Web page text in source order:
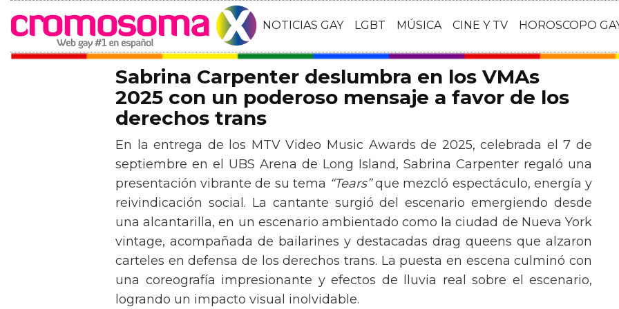
NOTICIAS GAY LGBT MÚSICA CINE Y TV HOROSCOPO
Sabrina Carpenter deslumbra en los VMAs
2025 con un poderoso mensaje a favor de los
derechos trans
En la entrega de los MTV Video Music Awards de 2025, celebrada el 7 de
septiembre en el UBS Arena de Long Island, Sabrina Carpenter regaló una
presentación vibrante de su tema “Tears”que mezcló espectáculo, energía y
reivindicación social. La cantante surgió del escenario emergiendo desde
una alcantarilla, en un escenario ambientado como la ciudad de Nueva York
vintage, acompañada de bailarines y destacadas drag queens que alzaron
carteles en defensa de los derechos trans. La puesta en escena culminó con
una coreografía impresionante y efectos de lluvia real sobre el escenario,
logrando un impacto visual inolvidable.